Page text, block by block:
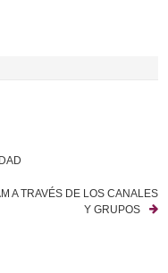
A TRAVÉS DE LOS CANALES
Y GRUPOS